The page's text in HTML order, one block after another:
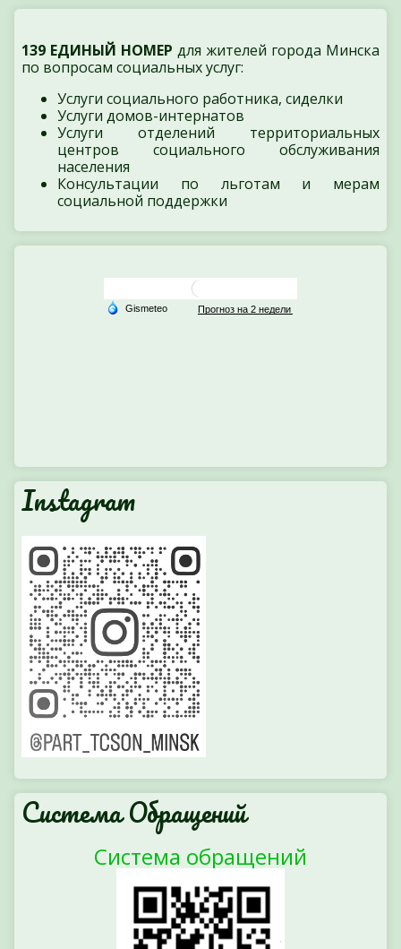
139 ЕДИНЫЙ НОМЕР для жителей города Минска
по вопросам социальных услуг:
Услуги социального работника, сиделки
Услуги домов-интернатов
Услуги отделений территориальных
центров социального обслуживания
населения
Консультации по льготам и мерам
социальной поддержки
Instagram
Система Обращений
Система обращений